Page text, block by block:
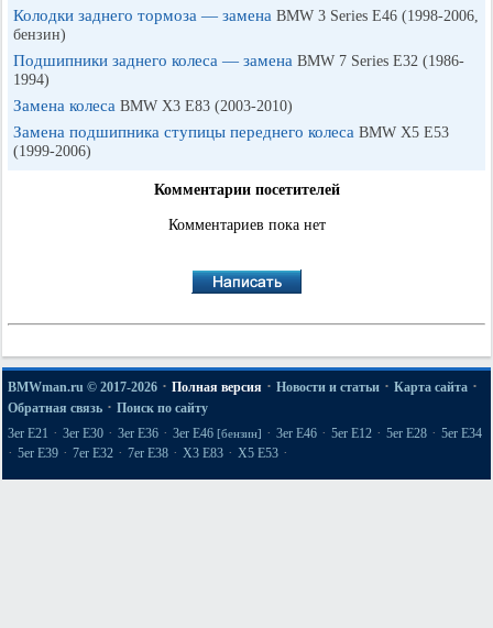
Колодки заднего тормоза — замена BMW 3 Series E46 (1998-2006,
бензин)
Подшипники заднего колеса — замена BMW 7 Series E32 (1986-
1994)
Замена колеса BMW X3 E83 (2003-2010)
Замена подшипника ступицы переднего колеса BMW X5 E53
(1999-2006)
Комментарии посетителей
Комментариев пока нет
BMWman.ru © 2017-2026 · Полная версия · Новости и статьи · Карта сайта ·
Обратная связь · Поиск по сайту
3er E21 · 3er E30 · 3er E36 · 3er E46 [бензин] · 3er E46 · 5er E12 · 5er E28 · 5er E34
· 5er E39 · 7er E32 · 7er E38 · X3 E83 · X5 E53 ·